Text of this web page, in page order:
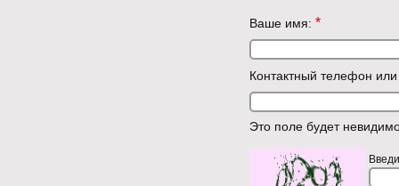
Ваше имя: *
Контактный телефон
Это поле будет